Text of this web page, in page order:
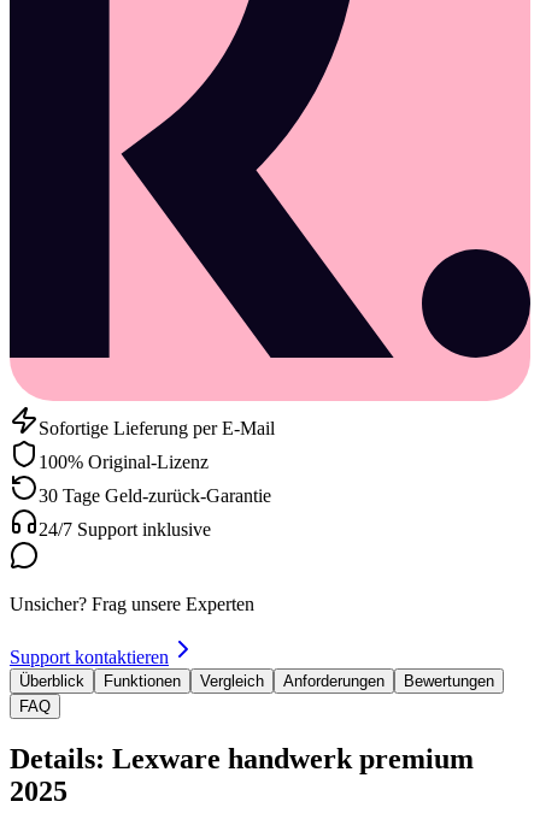
Sofortige Lieferung per E-Mail
100% Original-Lizenz
30 Tage Geld-zurück-Garantie
24/7 Support inklusive
Unsicher? Frag unsere Experten
Support kontaktieren
Überblick Funktionen Vergleich Anforderungen
Bewertungen
FAQ
Details: Lexware handwerk premium
2025